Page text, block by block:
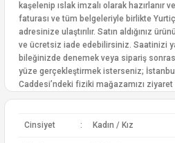
kaşelenip ıslak imzalı olarak hazırlanır
faturası ve tüm belgeleriyle birlikte
adresinize ulaştırılır. Satın aldığınız
ve ücretsiz iade edebilirsiniz. Saatinizi
bileğinizde denemek veya sipariş
yüze gerçekleştirmek isterseniz;
Caddesi’ndeki fiziki mağazamızı
Cinsiyet : Kadın / Kız